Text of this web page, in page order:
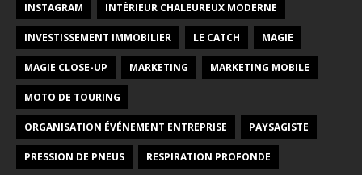
INSTAGRAM INTÉRIEUR CHALEUREUX MODERNE
INVESTISSEMENT IMMOBILIER LE CATCH MAGIE
MAGIE CLOSE-UP MARKETING MARKETING MOBILE
MOTO DE TOURING
ORGANISATION ÉVÉNEMENT ENTREPRISE PAYSAGISTE
PRESSION DE PNEUS RESPIRATION PROFONDE